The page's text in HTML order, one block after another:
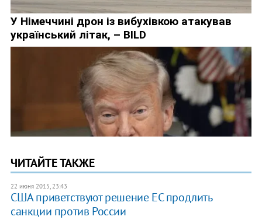
ЧИТАЙТЕ ТАКЖЕ
22 июня 2015, 23:43
США приветствуют решение ЕС продлить
санкции против России